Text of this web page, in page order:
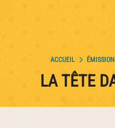
LA TÊTE